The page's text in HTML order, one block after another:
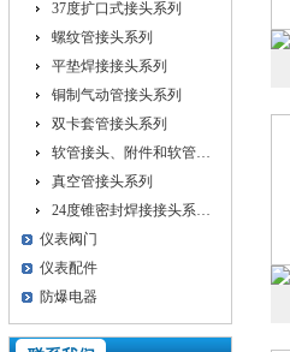
37度扩口式接头系列
螺纹管接头系列
平垫焊接接头系列
铜制气动管接头系列
双卡套管接头系列
软管接头、附件和软管…
真空管接头系列
24度锥密封焊接接头系…
仪表阀门
仪表配件
防爆电器